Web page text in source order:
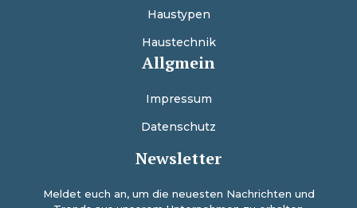
Haustypen
Haustechnik
Allgmein
Impressum
Datenschutz
Newsletter
Meldet euch an, um die neuesten Nachrichten und